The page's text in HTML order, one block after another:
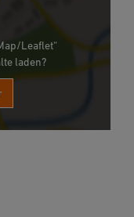
Leaflet“
laden?